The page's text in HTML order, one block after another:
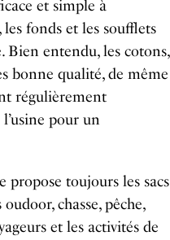
et simple à
les fonds et les soufflets
Bien entendu, les cotons,
bonne qualité, de même
régulièrement
pour un
propose toujours les sacs
chasse, pêche,
et les activités de